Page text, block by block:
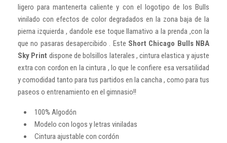
ligero para mantenerta caliente y con el logotipo de los Bulls
vinilado con efectos de color degradados en la zona baja de la
pierna izquierda , dandole ese toque llamativo a la prenda ,con la
que no pasaras desapercibido . Este Short Chicago Bulls NBA
Sky Print dispone de bolsillos laterales , cintura elastica y ajuste
extra con cordon en la cintura , lo que le confiere esa versatilidad
y comodidad tanto para tus partidos en la cancha , como para tus
paseos o entrenamiento en el gimnasio!!
100% Algodón
Modelo con logos y letras viniladas
Cintura ajustable con cordón